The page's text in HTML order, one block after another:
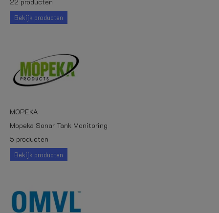
Bekijk producten
MOPEKA
Mopeka Sonar Tank Monitoring
5 producten
Bekijk producten